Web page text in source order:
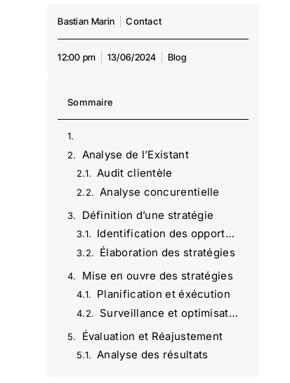
Bastian Marin Contact
12:00 pm 13/06/2024 Blog
Sommaire
Analyse de l’Existant
Audit clientèle
Analyse concurentielle
Définition d’une stratégie
Identification des opportunités
Élaboration des stratégies
Mise en ouvre des stratégies
Planification et éxécution
Surveillance et optimisation
Évaluation et Réajustement
Analyse des résultats